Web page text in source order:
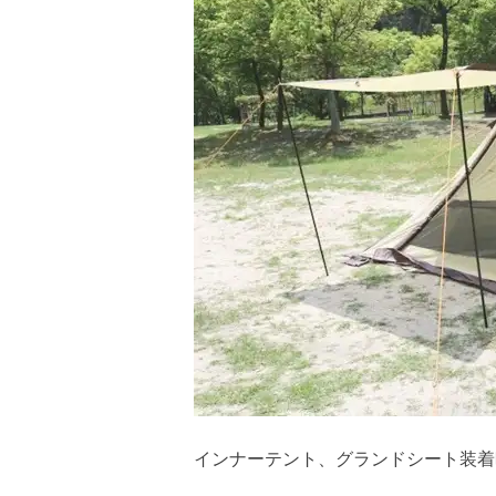
インナーテント、グランドシート装